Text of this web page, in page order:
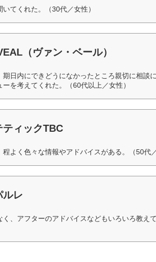
てくれた。（30代／女性）
（ヴァン・ベール）
期日内にできどうになかったところ親切に相談
ーを考えてくれた。（60代以上／女性）
ティックTBC
よく色々な情報やアドバイスがある。（50代／
ルレ
く、アフターのアドバイスなどもいろいろ教え